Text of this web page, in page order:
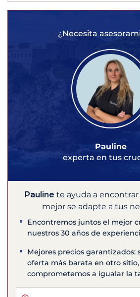
¿Necesita
Pauline
experta en tus
Pauline te ayuda a
mejor se adapte a tus
Encontremos juntos el mejor
nuestros 30 años de
Mejores precios garantizados:
oferta más barata en otro
comprometemos a igualar la